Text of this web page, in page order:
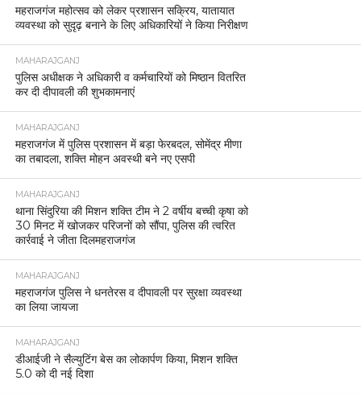
महराजगंज महोत्सव को लेकर प्रशासन सक्रिय, यातायात
व्यवस्था को सुदृढ़ बनाने के लिए अधिकारियों ने किया निरीक्षण
MAHARAJGANJ
पुलिस अधीक्षक ने अधिकारी व कर्मचारियों को मिष्ठान वितरित
कर दी दीपावली की शुभकामनाएं
MAHARAJGANJ
महराजगंज में पुलिस प्रशासन में बड़ा फेरबदल, सोमेंद्र मीणा
का तबादला, शक्ति मोहन अवस्थी बने नए एसपी
MAHARAJGANJ
थाना सिंदुरिया की मिशन शक्ति टीम ने 2 वर्षीय बच्ची कृषा को
30 मिनट में खोजकर परिजनों को सौंपा, पुलिस की त्वरित
कार्रवाई ने जीता दिलमहराजगंज
MAHARAJGANJ
महराजगंज पुलिस ने धनतेरस व दीपावली पर सुरक्षा व्यवस्था
का लिया जायजा
MAHARAJGANJ
डीआईजी ने सैल्युटिंग बेस का लोकार्पण किया, मिशन शक्ति
5.0 को दी नई दिशा